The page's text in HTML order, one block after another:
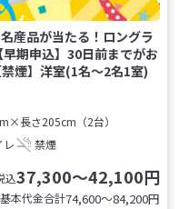
産品が当たる！ロングラ
期申込】30日前までがお
煙】洋室(1名～2名1室)
長さ205cm（2台）
レ 禁煙
込37,300～42,100円
基本代金合計74,600〜84,200円